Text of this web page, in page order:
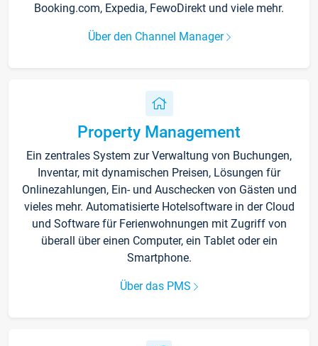
Booking.com, Expedia, FewoDirekt und viele mehr.
Über den Channel Manager
Property Management
Ein zentrales System zur Verwaltung von Buchungen,
Inventar, mit dynamischen Preisen, Lösungen für
Onlinezahlungen, Ein- und Auschecken von Gästen und
vieles mehr. Automatisierte Hotelsoftware in der Cloud
und Software für Ferienwohnungen mit Zugriff von
überall über einen Computer, ein Tablet oder ein
Smartphone.
Über das PMS